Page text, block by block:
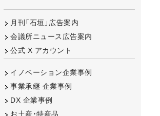
月刊「石垣」広告案内
会議所ニュース広告案内
公式 X アカウント
イノベーション企業事例
事業承継 企業事例
DX 企業事例
お土産・特産品